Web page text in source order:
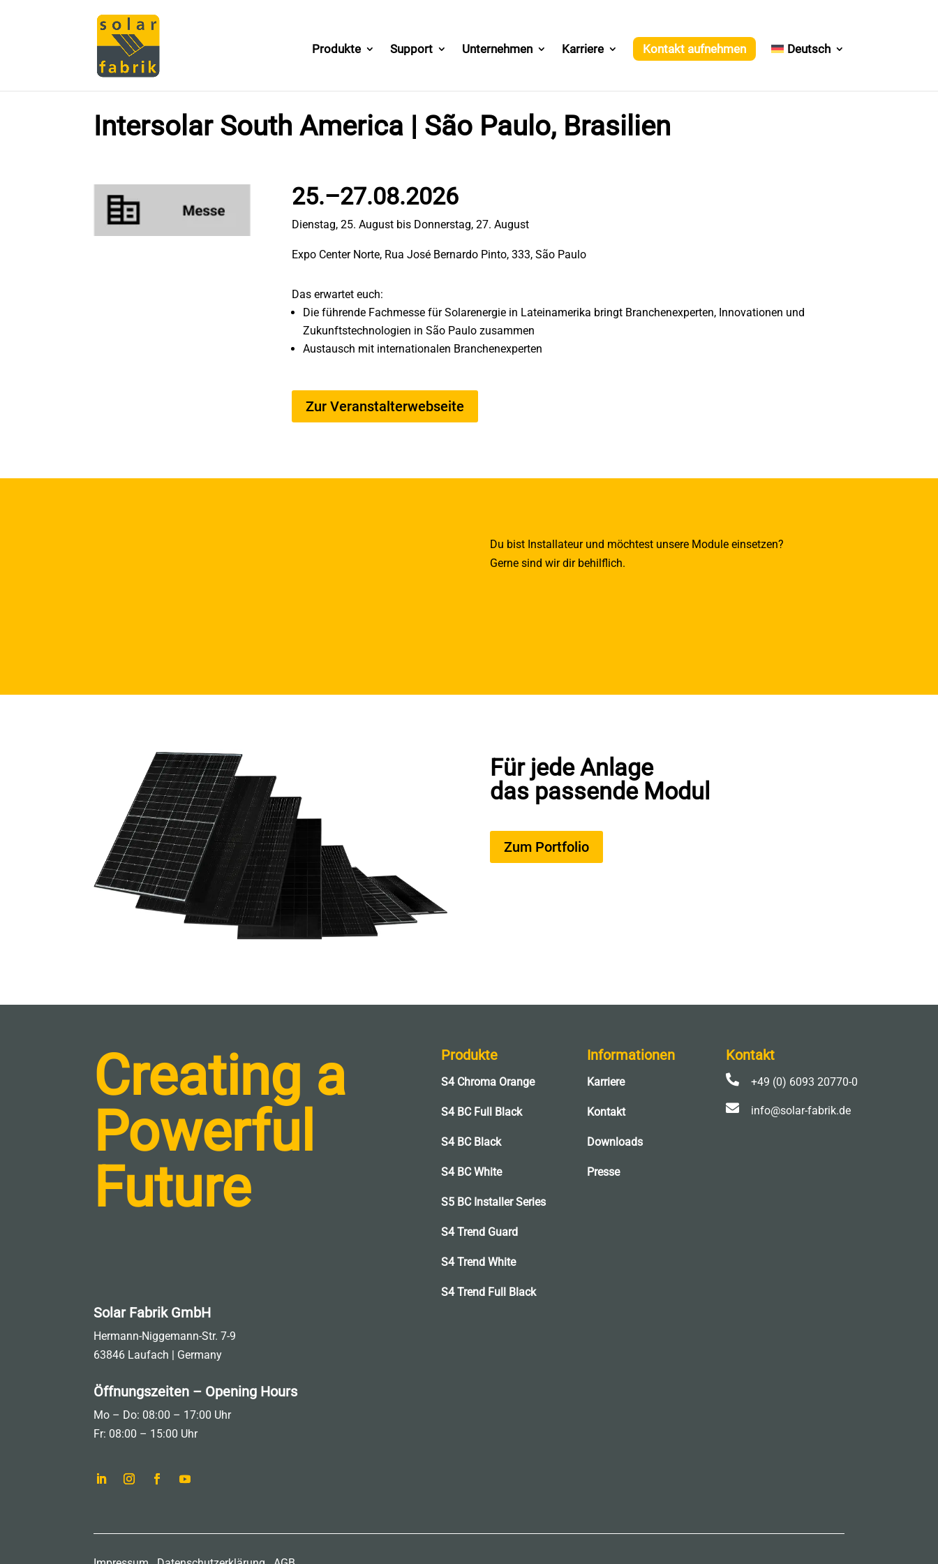
Produkte Support Unternehmen Karriere Kontakt aufnehmen Deutsch
Intersolar South America | São Paulo, Brasilien
25.–27.08.2026
Dienstag, 25. August bis Donnerstag, 27. August
Expo Center Norte, Rua José Bernardo Pinto, 333, São Paulo
Das erwartet euch:
Die führende Fachmesse für Solarenergie in Lateinamerika bringt Branchenexperten, Innovationen und
Zukunftstechnologien in São Paulo zusammen
Austausch mit internationalen Branchenexperten
Zur Veranstalterwebseite
Du bist Installateur und möchtest unsere Module einsetzen?
Gerne sind wir dir behilflich.
Für jede Anlage
das passende Modul
Zum Portfolio
Creating a
Powerful
Future
Produkte
S4 Chroma Orange
S4 BC Full Black
S4 BC Black
S4 BC White
S5 BC Installer Series
S4 Trend Guard
S4 Trend White
S4 Trend Full Black
Informationen
Karriere
Kontakt
Downloads
Presse
Kontakt

+49 (0) 6093 20770-0

info@solar-fabrik.de
Solar Fabrik GmbH
Hermann-Niggemann-Str. 7-9
63846 Laufach | Germany
Öffnungszeiten – Opening Hours
Mo – Do: 08:00 – 17:00 Uhr
Fr: 08:00 – 15:00 Uhr